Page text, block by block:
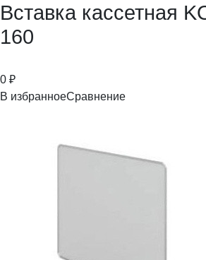
Вставка кассетная
160
0 ₽
В избранноеСравнение